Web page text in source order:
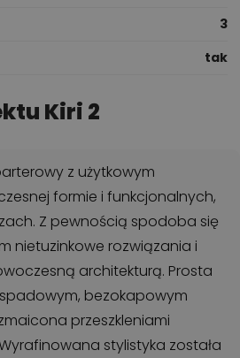
3
tak
Kiri 2
z użytkowym
formie i funkcjonalnych,
Z pewnością spodoba się
nietuzinkowe rozwiązania i
architekturą. Prosta
bezokapowym
przeszkleniami
stylistyka została